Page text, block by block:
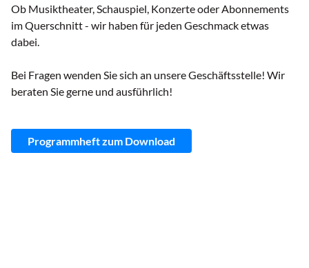
Ob Musiktheater, Schauspiel, Konzerte oder Abonnements
im Querschnitt - wir haben für jeden Geschmack etwas
dabei.
Bei Fragen wenden Sie sich an unsere Geschäftsstelle! Wir
beraten Sie gerne und ausführlich!
Programmheft zum Download